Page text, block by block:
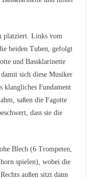
platziert. Links vom
beiden Tuben, gefolgt
und Bassklarinette
sich diese Musiker
klangliches Fundament
saßen die Fagotte
dass sie die
Blech (6 Trompeten,
spielen), wobei die
außen sitzt dann